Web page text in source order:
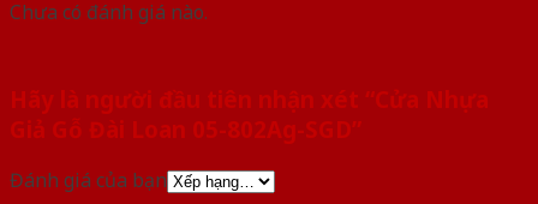
Chưa có đánh giá nào.
Hãy là người đầu tiên nhận xét “Cửa Nhựa
Giả Gỗ Đài Loan 05-802Ag-SGD”
Đánh giá của bạn